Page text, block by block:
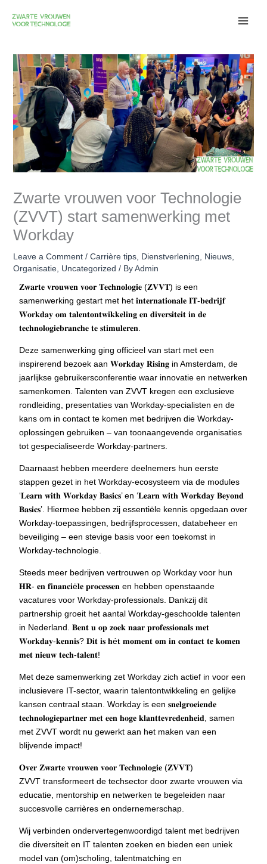
Zwarte vrouwen voor Technologie
(ZVVT) start samenwerking met
Workday
Leave a Comment / Carrière tips, Dienstverlening Nieuws,
Organisatie, Uncategorized / ByAdmin
𝐙𝐰𝐚𝐫𝐭𝐞 𝐯𝐫𝐨𝐮𝐰𝐞𝐧 𝐯𝐨𝐨𝐫 𝐓𝐞𝐜𝐡𝐧𝐨𝐥𝐨𝐠𝐢𝐞 (𝐙𝐕𝐕𝐓) is een
samenwerking gestart met het 𝐢𝐧𝐭𝐞𝐫𝐧𝐚𝐭𝐢𝐨𝐧𝐚𝐥𝐞 𝐈𝐓-𝐛𝐞𝐝𝐫𝐢𝐣𝐟
𝐖𝐨𝐫𝐤𝐝𝐚𝐲 𝐨𝐦 𝐭𝐚𝐥𝐞𝐧𝐭𝐨𝐧𝐭𝐰𝐢𝐤𝐤𝐞𝐥𝐢𝐧𝐠 𝐞𝐧 𝐝𝐢𝐯𝐞𝐫𝐬𝐢𝐭𝐞𝐢𝐭 𝐢𝐧 𝐝𝐞
𝐭𝐞𝐜𝐡𝐧𝐨𝐥𝐨𝐠𝐢𝐞𝐛𝐫𝐚𝐧𝐜𝐡𝐞 𝐭𝐞 𝐬𝐭𝐢𝐦𝐮𝐥𝐞𝐫𝐞𝐧.
Deze samenwerking ging officieel van start met een
inspirerend bezoek aan 𝐖𝐨𝐫𝐤𝐝𝐚𝐲 𝐑𝐢𝐬𝐢𝐧𝐠 in Amsterdam, de
jaarlijkse gebruikersconferentie waar innovatie en netwerken
samenkomen. Talenten van ZVVT kregen een exclusieve
rondleiding, presentaties van Workday-specialisten en de
kans om in contact te komen met bedrijven die Workday-
oplossingen gebruiken – van toonaangevende organisaties
tot gespecialiseerde Workday-partners.
Daarnaast hebben meerdere deelnemers hun eerste
stappen gezet in het Workday-ecosysteem via de modules
‘𝐋𝐞𝐚𝐫𝐧 𝐰𝐢𝐭𝐡 𝐖𝐨𝐫𝐤𝐝𝐚𝐲 𝐁𝐚𝐬𝐢𝐜𝐬’ en ‘𝐋𝐞𝐚𝐫𝐧 𝐰𝐢𝐭𝐡 𝐖𝐨𝐫𝐤𝐝𝐚𝐲 𝐁𝐞𝐲𝐨𝐧𝐝
𝐁𝐚𝐬𝐢𝐜𝐬’. Hiermee hebben zij essentiële kennis opgedaan over
Workday-toepassingen, bedrijfsprocessen, databeheer en
beveiliging – een stevige basis voor een toekomst in
Workday-technologie.
Steeds meer bedrijven vertrouwen op Workday voor hun
𝐇𝐑- 𝐞𝐧 𝐟𝐢𝐧𝐚𝐧𝐜𝐢ë𝐥𝐞 𝐩𝐫𝐨𝐜𝐞𝐬𝐬𝐞𝐧 en hebben openstaande
vacatures voor Workday-professionals. Dankzij dit
partnership groeit het aantal Workday-geschoolde talenten
in Nederland. 𝐁𝐞𝐧𝐭 𝐮 𝐨𝐩 𝐳𝐨𝐞𝐤 𝐧𝐚𝐚𝐫 𝐩𝐫𝐨𝐟𝐞𝐬𝐬𝐢𝐨𝐧𝐚𝐥𝐬 𝐦𝐞𝐭
𝐖𝐨𝐫𝐤𝐝𝐚𝐲-𝐤𝐞𝐧𝐧𝐢𝐬? 𝐃𝐢𝐭 𝐢𝐬 𝐡é𝐭 𝐦𝐨𝐦𝐞𝐧𝐭 𝐨𝐦 𝐢𝐧 𝐜𝐨𝐧𝐭𝐚𝐜𝐭 𝐭𝐞 𝐤𝐨𝐦𝐞𝐧
𝐦𝐞𝐭 𝐧𝐢𝐞𝐮𝐰 𝐭𝐞𝐜𝐡-𝐭𝐚𝐥𝐞𝐧𝐭!
Met deze samenwerking zet Workday zich actief in voor een
inclusievere IT-sector, waarin talentontwikkeling en gelijke
kansen centraal staan. Workday is een 𝐬𝐧𝐞𝐥𝐠𝐫𝐨𝐞𝐢𝐞𝐧𝐝𝐞
𝐭𝐞𝐜𝐡𝐧𝐨𝐥𝐨𝐠𝐢𝐞𝐩𝐚𝐫𝐭𝐧𝐞𝐫 𝐦𝐞𝐭 𝐞𝐞𝐧 𝐡𝐨𝐠𝐞 𝐤𝐥𝐚𝐧𝐭𝐭𝐞𝐯𝐫𝐞𝐝𝐞𝐧𝐡𝐞𝐢𝐝, samen
met ZVVT wordt nu gewerkt aan het maken van een
blijvende impact!
𝐎𝐯𝐞𝐫 𝐙𝐰𝐚𝐫𝐭𝐞 𝐯𝐫𝐨𝐮𝐰𝐞𝐧 𝐯𝐨𝐨𝐫 𝐓𝐞𝐜𝐡𝐧𝐨𝐥𝐨𝐠𝐢𝐞 (𝐙𝐕𝐕𝐓)
ZVVT transformeert de techsector door zwarte vrouwen via
educatie, mentorship en netwerken te begeleiden naar
succesvolle carrières en ondernemerschap.
Wij verbinden ondervertegenwoordigd talent met bedrijven
die diversiteit en IT talenten zoeken en bieden een uniek
model van (om)scholing, talentmatching en